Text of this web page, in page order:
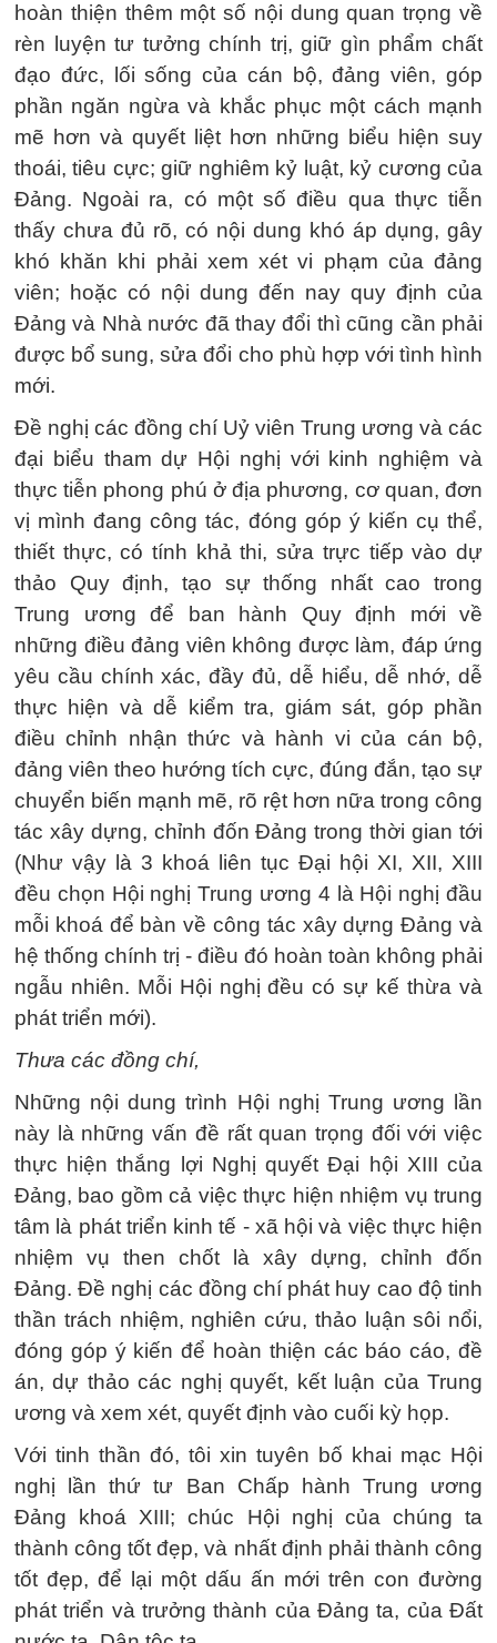
hoàn thiện thêm một số nội dung quan trọng về
rèn luyện tư tưởng chính trị, giữ gìn phẩm chất
đạo đức, lối sống của cán bộ, đảng viên, góp
phần ngăn ngừa và khắc phục một cách mạnh
mẽ hơn và quyết liệt hơn những biểu hiện suy
thoái, tiêu cực; giữ nghiêm kỷ luật, kỷ cương của
Đảng. Ngoài ra, có một số điều qua thực tiễn
thấy chưa đủ rõ, có nội dung khó áp dụng, gây
khó khăn khi phải xem xét vi phạm của đảng
viên; hoặc có nội dung đến nay quy định của
Đảng và Nhà nước đã thay đổi thì cũng cần phải
được bổ sung, sửa đổi cho phù hợp với tình hình
mới.
Đề nghị các đồng chí Uỷ viên Trung ương và các
đại biểu tham dự Hội nghị với kinh nghiệm và
thực tiễn phong phú ở địa phương, cơ quan, đơn
vị mình đang công tác, đóng góp ý kiến cụ thể,
thiết thực, có tính khả thi, sửa trực tiếp vào dự
thảo Quy định, tạo sự thống nhất cao trong
Trung ương để ban hành Quy định mới về
những điều đảng viên không được làm, đáp ứng
yêu cầu chính xác, đầy đủ, dễ hiểu, dễ nhớ, dễ
thực hiện và dễ kiểm tra, giám sát, góp phần
điều chỉnh nhận thức và hành vi của cán bộ,
đảng viên theo hướng tích cực, đúng đắn, tạo sự
chuyển biến mạnh mẽ, rõ rệt hơn nữa trong công
tác xây dựng, chỉnh đốn Đảng trong thời gian tới
(Như vậy là 3 khoá liên tục Đại hội XI, XII, XIII
đều chọn Hội nghị Trung ương 4 là Hội nghị đầu
mỗi khoá để bàn về công tác xây dựng Đảng và
hệ thống chính trị - điều đó hoàn toàn không phải
ngẫu nhiên. Mỗi Hội nghị đều có sự kế thừa và
phát triển mới).
Thưa các đồng chí,
Những nội dung trình Hội nghị Trung ương lần
này là những vấn đề rất quan trọng đối với việc
thực hiện thắng lợi Nghị quyết Đại hội XIII của
Đảng, bao gồm cả việc thực hiện nhiệm vụ trung
tâm là phát triển kinh tế - xã hội và việc thực hiện
nhiệm vụ then chốt là xây dựng, chỉnh đốn
Đảng. Đề nghị các đồng chí phát huy cao độ tinh
thần trách nhiệm, nghiên cứu, thảo luận sôi nổi,
đóng góp ý kiến để hoàn thiện các báo cáo, đề
án, dự thảo các nghị quyết, kết luận của Trung
ương và xem xét, quyết định vào cuối kỳ họp.
Với tinh thần đó, tôi xin tuyên bố khai mạc Hội
nghị lần thứ tư Ban Chấp hành Trung ương
Đảng khoá XIII; chúc Hội nghị của chúng ta
thành công tốt đẹp, và nhất định phải thành công
tốt đẹp, để lại một dấu ấn mới trên con đường
phát triển và trưởng thành của Đảng ta, của Đất